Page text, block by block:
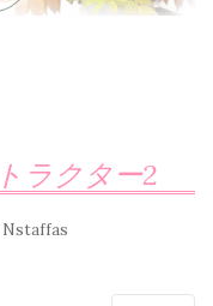
ラクター2
Nstaffas